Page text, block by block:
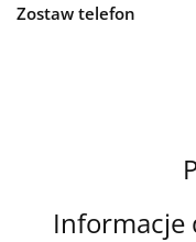
Zostaw telefon
Informacje